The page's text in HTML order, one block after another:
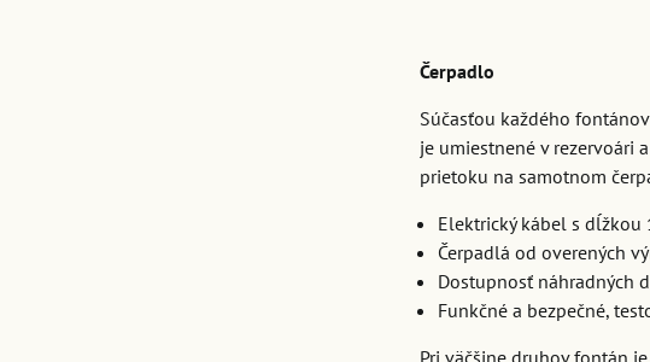
Čerpadlo
Súčasťou každého
je umiestnené v rezervoári
prietoku na samotnom
Elektrický kábel s
Čerpadlá od overených
Dostupnosť náhradných
Funkčné a bezpečné,
Pri väčšine druhov fontán